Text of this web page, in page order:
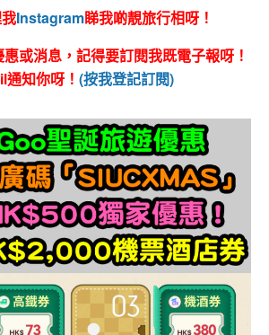
Instagram睇我啲靚旅行相呀！
或消息，記得要訂閱我既電子報呀！
知你呀！ (按我登記訂閱)